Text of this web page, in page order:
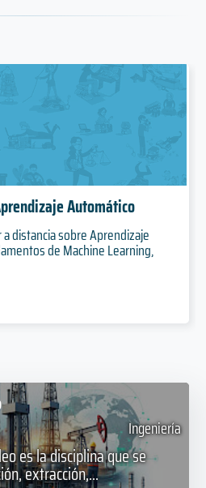
Automático
distancia sobre Aprendizaje
de Machine Learning,
Ingeniería
es la disciplina que se
extracción,...